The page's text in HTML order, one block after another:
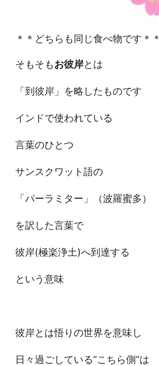
＊＊どちらも同じ食べ物です＊＊
そもそもお彼岸とは
「到彼岸」を略したものです
インドで使われている
言葉のひとつ
サンスクワット語の
「パーラミター」（波羅蜜多）
を訳した言葉で
彼岸(極楽浄土)へ到達する
という意味
彼岸とは悟りの世界を意味し
日々過ごしている”こちら側”は